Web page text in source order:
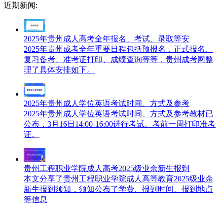
近期新闻:
2025年贵州成人高考全年报名、考试、录取等安
2025年贵州成考全年重要日程包括预报名，正式报名、
复习备考、准考证打印、成绩查询等等，贵州成考网整
理了具体安排如下。
2025年贵州成人学位英语考试时间、方式及参考
2025年贵州成人学位英语考试时间、方式及参考教材已
公布，3月16日14:00-16:00进行考试。考前一周打印准考
证。
贵州工程职业学院成人高考2025级业余新生报到
本文分享了贵州工程职业学院成人高等教育2025级业余
新生报到须知，须知公布了学费、报到时间、报到地点
等信息